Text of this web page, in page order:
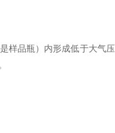
样品瓶）内形成低于大气
。